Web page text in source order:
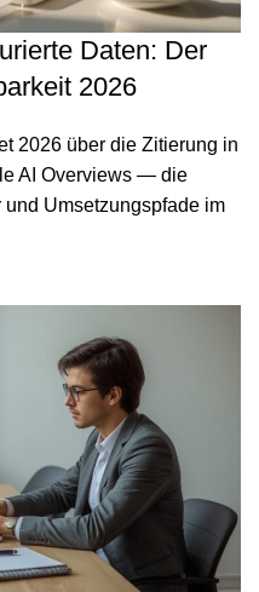
Daten: Der
2026
2026 über die Zitierung in
AI Overviews — die
Umsetzungspfade im